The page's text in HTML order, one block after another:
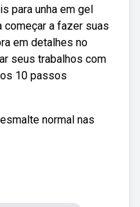
para unha em gel
começar a fazer suas
em detalhes no
seus trabalhos com
10 passos
normal nas